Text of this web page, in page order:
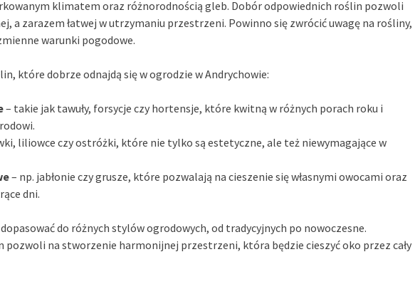
klimatem oraz różnorodnością gleb. Dobór odpowiednich roślin pozwoli
a zarazem łatwej w utrzymaniu przestrzeni. Powinno się zwrócić uwagę na rośliny,
warunki pogodowe.
które dobrze odnajdą się w ogrodzie w Andrychowie:
– takie jak tawuły, forsycje czy hortensje, które kwitną w różnych porach roku i
liliowce czy ostróżki, które nie tylko są estetyczne, ale też niewymagające w
– np. jabłonie czy grusze, które pozwalają na cieszenie się własnymi owocami oraz
dni.
do różnych stylów ogrodowych, od tradycyjnych po nowoczesne.
pozwoli na stworzenie harmonijnej przestrzeni, która będzie cieszyć oko przez cały